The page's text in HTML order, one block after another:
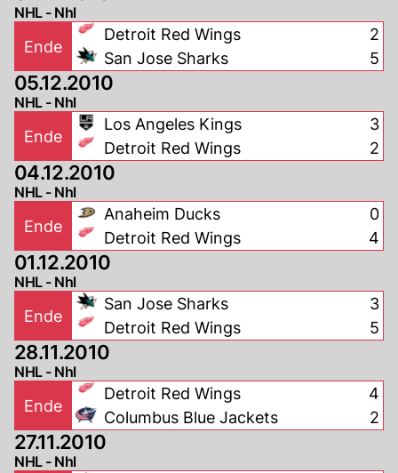
NHL - Nhl
Ende
Detroit Red Wings
San Jose Sharks
2
5
05.12.2010
NHL - Nhl
Ende
Los Angeles Kings
Detroit Red Wings
3
2
04.12.2010
NHL - Nhl
Ende
Anaheim Ducks
Detroit Red Wings
0
4
01.12.2010
NHL - Nhl
Ende
San Jose Sharks
Detroit Red Wings
3
5
28.11.2010
NHL - Nhl
Ende
Detroit Red Wings
Columbus Blue Jackets
4
2
27.11.2010
NHL - Nhl